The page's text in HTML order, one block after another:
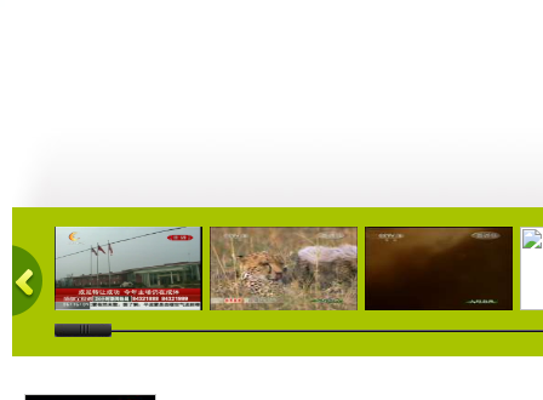
10:39 29:59 00:29:59